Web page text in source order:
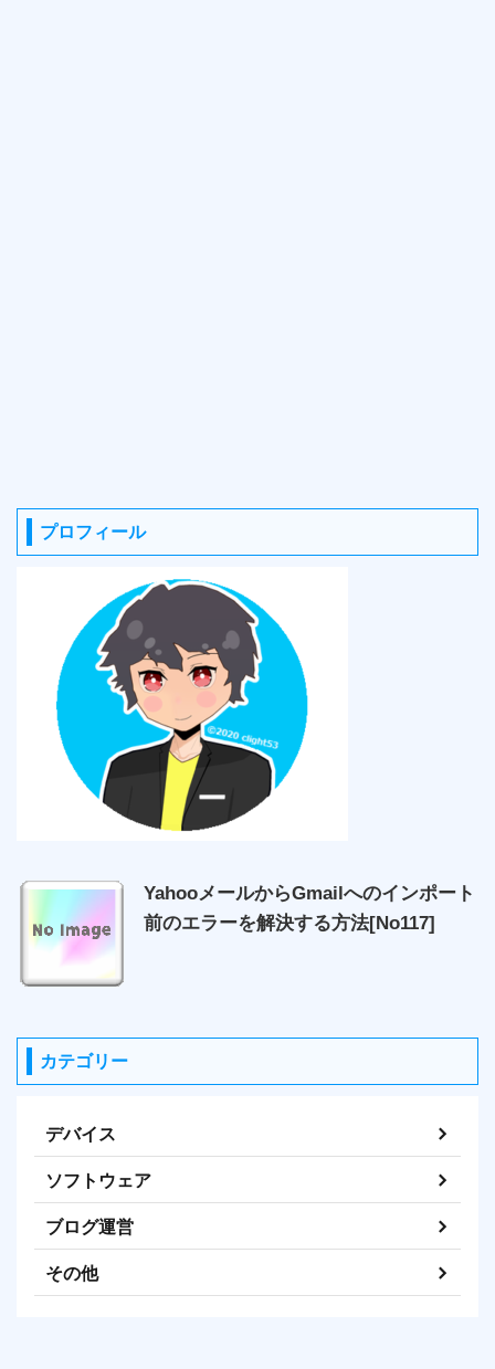
プロフィール
YahooメールからGmailへのインポート
前のエラーを解決する方法[No117]
カテゴリー
デバイス
ソフトウェア
ブログ運営
その他